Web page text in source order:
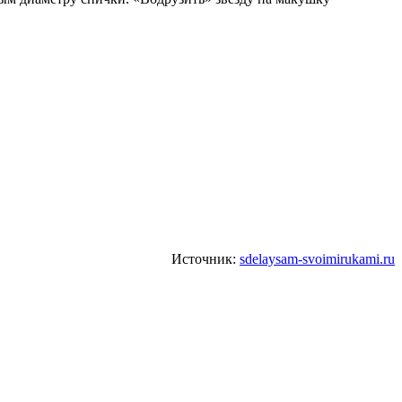
Источник: sdelaysam-svoimirukami.ru